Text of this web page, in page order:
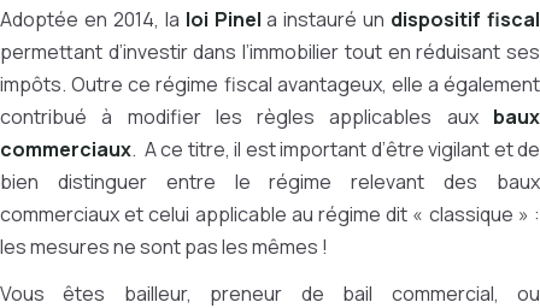
Adoptée en 2014, la loi Pinel a instauré un dispositif fiscal
permettant d’investir dans l’immobilier tout en réduisant ses
impôts. Outre ce régime fiscal avantageux, elle a également
contribué à modifier les règles applicables aux baux
commerciaux. A ce titre, il est important d’être vigilant et de
bien distinguer entre le régime relevant des baux
commerciaux et celui applicable au régime dit « classique » :
les mesures ne sont pas les mêmes !
Vous êtes bailleur, preneur de bail commercial, ou